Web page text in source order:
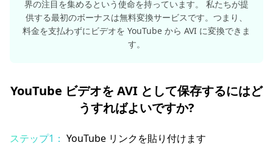
界の注目を集めるという使命を持っています。 私たちが提
供する最初のボーナスは無料変換サービスです。つまり、
料金を支払わずにビデオを YouTube から AVI に変換できま
す。
YouTube ビデオを AVI として保存するにはど
うすればよいですか?
ステップ1： YouTube リンクを貼り付けます